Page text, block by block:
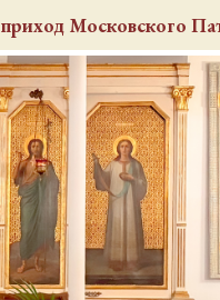
приход Московского